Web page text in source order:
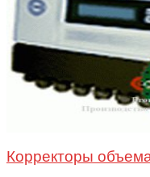
Корректоры